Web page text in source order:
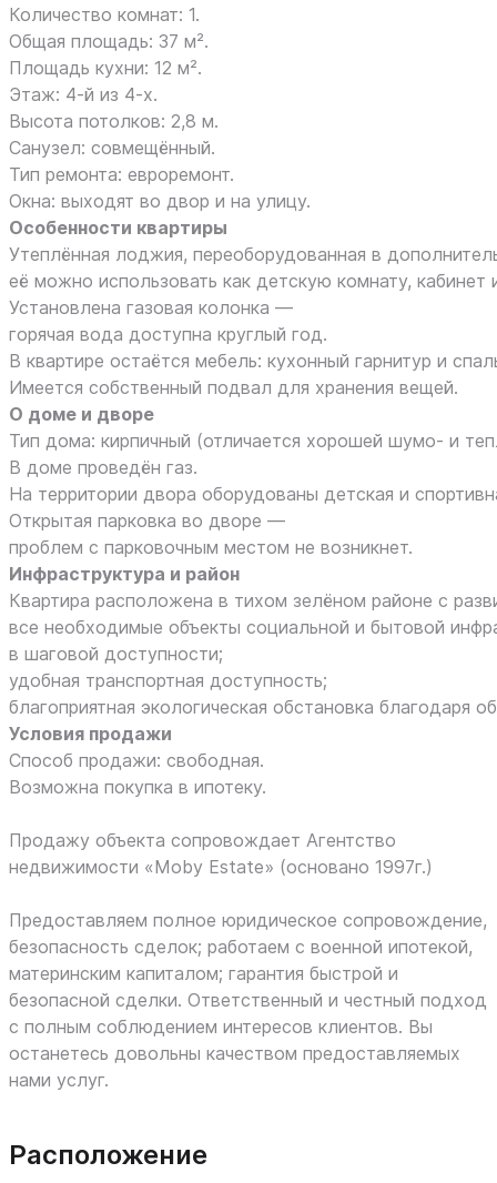
Количество комнат: 1.
Общая площадь: 37 м².
Площадь кухни: 12 м².
Этаж: 4‑й из 4‑х.
Высота потолков: 2,8 м.
Санузел: совмещённый.
Тип ремонта: евроремонт.
Окна: выходят во двор и на улицу.
Особенности квартиры
Утеплённая лоджия, переоборудованная в
её можно использовать как детскую комнату, кабинет
Установлена газовая колонка —
горячая вода доступна круглый год.
В квартире остаётся мебель: кухонный гарнитур и
Имеется собственный подвал для хранения вещей.
О доме и дворе
Тип дома: кирпичный (отличается хорошей шумо‑ и
В доме проведён газ.
На территории двора оборудованы детская и
Открытая парковка во дворе —
проблем с парковочным местом не возникнет.
Инфраструктура и район
Квартира расположена в тихом зелёном районе с
все необходимые объекты социальной и бытовой
в шаговой доступности;
удобная транспортная доступность;
благоприятная экологическая обстановка благодаря
Условия продажи
Способ продажи: свободная.
Возможна покупка в ипотеку.
Продажу объекта сопровождает Агентство
недвижимости «Moby Estate» (основано 1997г.)
Предоставляем полное юридическое сопровождение,
безопасность сделок; работаем с военной ипотекой,
материнским капиталом; гарантия быстрой и
безопасной сделки. Ответственный и честный подход
с полным соблюдением интересов клиентов. Вы
останетесь довольны качеством предоставляемых
нами услуг.
Расположение